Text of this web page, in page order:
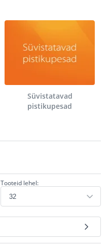
Süvistatavad
pistikupesad
Tooteid lehel: